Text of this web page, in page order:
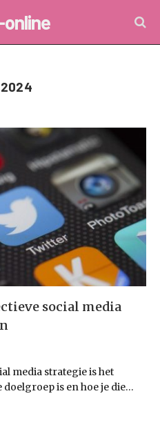
2024
social media
media strategie is het
doelgroep is en hoe je die…